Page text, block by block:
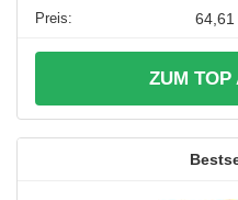
64,61
ZUM TOP